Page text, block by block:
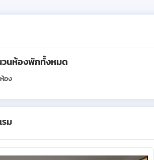
วนห้องพักทั้งหมด
อง
ม